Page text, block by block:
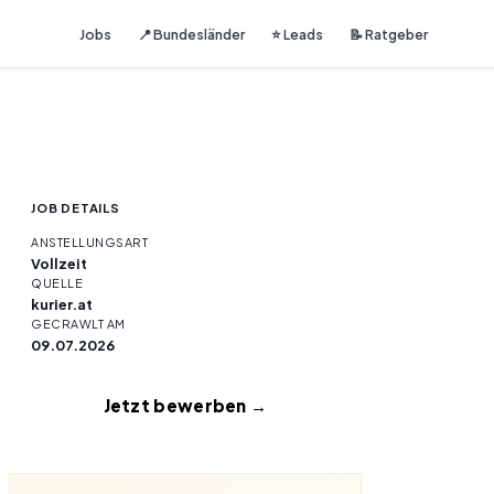
Jobs 📍 Bundesländer ⭐ Leads 📝 Ratgeber
JOB DETAILS
ANSTELLUNGSART
Vollzeit
QUELLE
kurier.at
GECRAWLT AM
09.07.2026
Jetzt bewerben →